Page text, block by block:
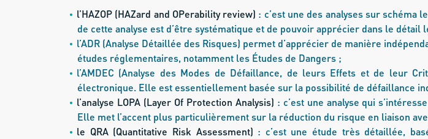
l’HAZOP (HAZard and OPerability review) : c’est une des analyses sur schéma
de cette analyse est d’être systématique et de pouvoir apprécier dans le
l’ADR (Analyse Détaillée des Risques) permet d’apprécier de manière
études réglementaires, notamment les Études de Dangers ;
l’AMDEC (Analyse des Modes de Défaillance, de leurs Effets et de leur
électronique. Elle est essentiellement basée sur la possibilité de défaillance
l’analyse LOPA (Layer Of Protection Analysis) : c’est une analyse qui
Elle met l’accent plus particulièrement sur la réduction du risque en liaison
le QRA (Quantitative Risk Assessment) : c’est une étude très détaillée,